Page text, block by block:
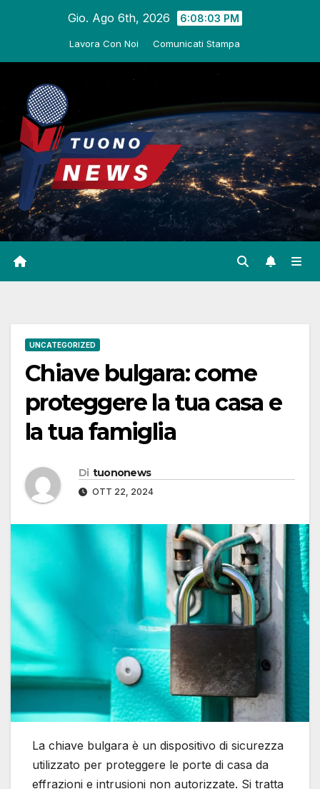
Gio. Ago 6th, 2026 6:08:04 PM
Lavora Con Noi Comunicati Stampa
UNCATEGORIZED
Chiave bulgara: come
proteggere la tua casa e
la tua famiglia
Di tuononews
OTT 22, 2024
La chiave bulgara è un dispositivo di sicurezza
utilizzato per proteggere le porte di casa da
effrazioni e intrusioni non autorizzate. Si tratta